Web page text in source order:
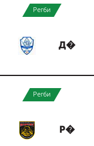
Регби
Д�
Регби
Р�